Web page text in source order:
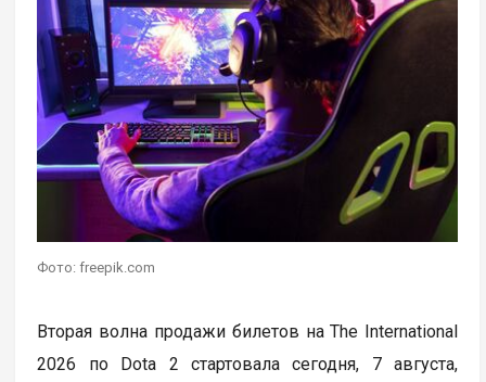
Фото: freepik.com
Вторая волна продажи билетов на The International
2026 по Dota 2 стартовала сегодня, 7 августа,